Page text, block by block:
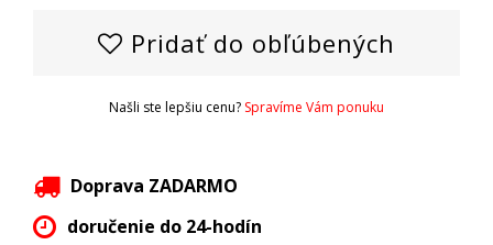
Pridať do obľúbených
Našli ste lepšiu cenu? Spravíme Vám ponuku
Doprava ZADARMO
doručenie do 24-hodín